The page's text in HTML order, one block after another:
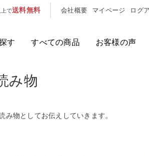
で送料無料 会社概要 マイページ ログ
す すべての商品 お客様の声
人気のキーワード：
み物
み物としてお伝えしていきます。